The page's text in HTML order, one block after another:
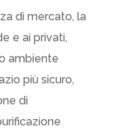
di mercato, la
e ai privati,
ambiente
più sicuro,
di